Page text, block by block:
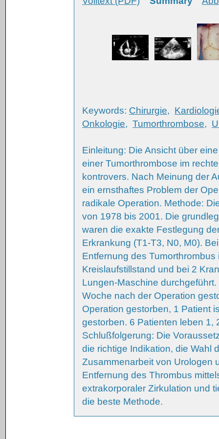
Keywords: Chirurgie,
Onkologie, Tumorthrombose,
Einleitung: Die Ansicht über
einer Tumorthrombose im
kontrovers. Nach Meinung der
ein ernsthaftes Problem der
radikale Operation. Methode:
von 1978 bis 2001. Die
waren die exakte Festlegung
Erkrankung (T1-T3, N0, M0).
Entfernung des
Kreislaufstillstand und bei 2
Lungen-Maschine
Woche nach der Operation
Operation gestorben, 1 Patient
gestorben. 6 Patienten leben 1,
Schlußfolgerung: Die
die richtige Indikation, die Wahl
Zusammenarbeit von Urologen
Entfernung des Thrombus
extrakorporaler Zirkulation und
die beste Methode.